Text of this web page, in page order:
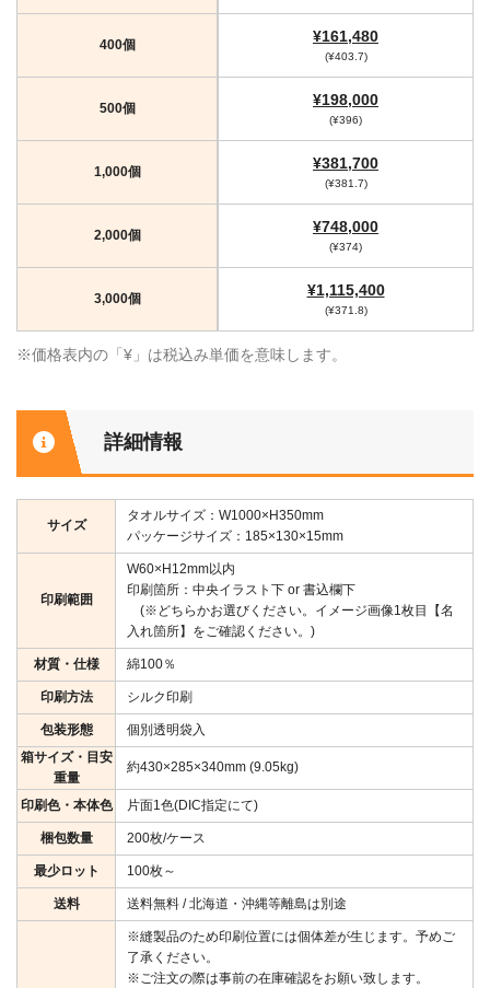
400個 ¥161,480
(¥403.7)
500個 ¥198,000
(¥396)
1,000個 ¥381,700
(¥381.7)
2,000個 ¥748,000
(¥374)
3,000個 ¥1,115,400
(¥371.8)
※価格表内の「¥」は税込み単価を意味します。
詳細情報
サイズ
タオルサイズ：W1000×H350mm
パッケージサイズ：185×130×15mm
印刷範囲
W60×H12mm以内
印刷箇所：中央イラスト下 or 書込欄下
(※どちらかお選びください。イメージ画像1枚目【名
入れ箇所】をご確認ください。)
材質・仕様 綿100％
印刷方法 シルク印刷
包装形態
個別透明袋入
箱サイズ・目安
重量
約430×285×340mm (9.05kg)
印刷色・本体色 片面1色(DIC指定にて)
梱包数量 200枚/ケース
最少ロット 100枚～
送料 送料無料 / 北海道・沖縄等離島は別途
※縫製品のため印刷位置には個体差が生じます。予めご
了承ください。
※ご注文の際は事前の在庫確認をお願い致します。